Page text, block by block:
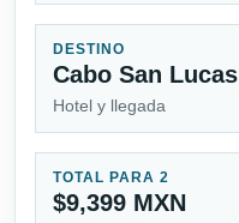
DESTINO
Cabo San Lucas
Hotel y llegada
TOTAL PARA 2
$9,399 MXN